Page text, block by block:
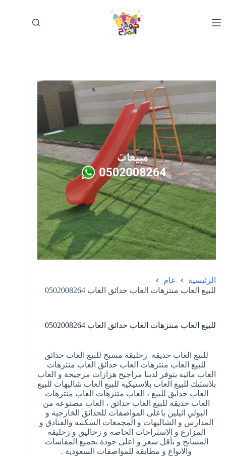
المحتوى
الرئيسية
عام
للبيع العاب منتزهات العاب حدائق العاب 0502008264
للبيع العاب منتزهات العاب حدائق العاب 0502008264
للبيع العاب حديقة زحليقة مسبح للبيع العاب حدائق
للبيع العاب منتزهات العاب حدائق العاب منتزهات
العاب مائيه يتوفر لدينا مراجيح هزازات مرجيحة و العاب
بلاستيك للبيع العاب بلاستيكية للبيع العاب شاليهات للبيع
العاب حدايق للبيع ، العاب متنزهات العاب منتزهات
العاب حديقة للبيع العاب حدائق ، العاب مصنوعه من
البولي اثيلين باعلى المواصفات للحدائق الخارجية و
المدارس و الشاليهات و المجمعات السكنيه والفنادق و
المزارع و الاستراحات الخاصه و زحاليق و زحليقه
المسابح و بأقل سعر و اعلى جودة بجميع المقاسات
والانواع و مطابقه للمواصفات السعودية .